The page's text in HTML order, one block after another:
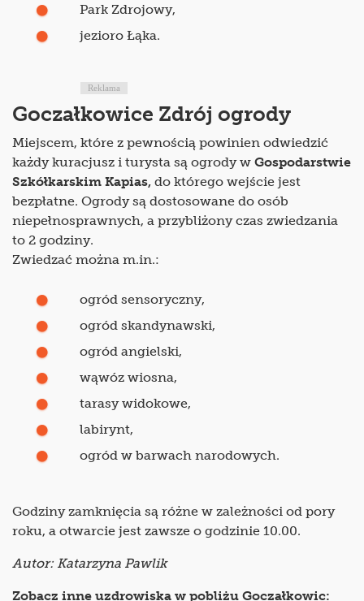
Park Zdrojowy,
jezioro Łąka.
Reklama
Goczałkowice Zdrój ogrody
Miejscem, które z pewnością powinien odwiedzić
każdy kuracjusz i turysta są ogrody w Gospodarstwie
Szkółkarskim Kapias, do którego wejście jest
bezpłatne. Ogrody są dostosowane do osób
niepełnosprawnych, a przybliżony czas zwiedzania
to 2 godziny.
Zwiedzać można m.in.:
ogród sensoryczny,
ogród skandynawski,
ogród angielski,
wąwóz wiosna,
tarasy widokowe,
labirynt,
ogród w barwach narodowych.
Godziny zamknięcia są różne w zależności od pory
roku, a otwarcie jest zawsze o godzinie 10.00.
Autor: Katarzyna Pawlik
Zobacz inne uzdrowiska w pobliżu Goczałkowic: